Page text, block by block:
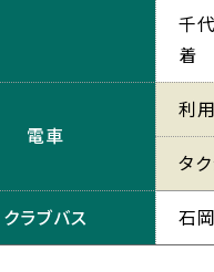
千
着
電車
利
タ
クラブバス 石